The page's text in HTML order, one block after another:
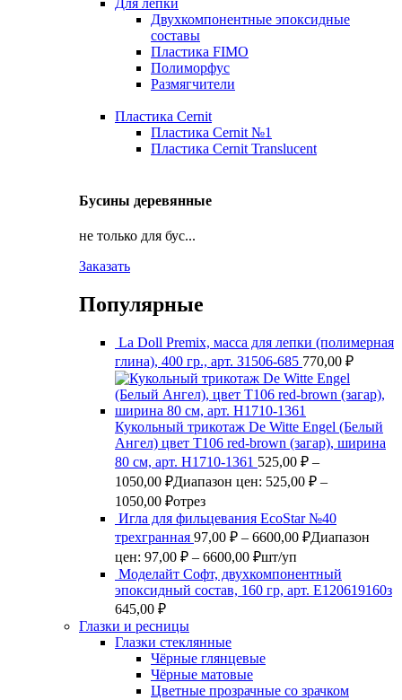
Для лепки
Двухкомпонентные эпоксидные
составы
Пластика FIMO
Полиморфус
Размягчители
Пластика Cernit
Пластика Cernit №1
Пластика Cernit Translucent
Бусины деревянные
не только для бус...
Заказать
Популярные
La Doll Premix, масса для лепки (полимерная
глина), 400 гр., арт. З1506-685 770,00 ₽
Кукольный трикотаж De Witte Engel (Белый
Ангел) цвет Т106 red-brown (загар), ширина
80 см, арт. Н1710-1361 525,00 ₽ –
1050,00 ₽Диапазон цен: 525,00 ₽ –
1050,00 ₽отрез
Игла для фильцевания EcoStar №40
трехгранная 97,00 ₽ – 6600,00 ₽Диапазон
цен: 97,00 ₽ – 6600,00 ₽шт/уп
Моделайт Софт, двухкомпонентный
эпоксидный состав, 160 гр, арт. Е120619160з
645,00 ₽
Глазки и ресницы
Глазки стеклянные
Чёрные глянцевые
Чёрные матовые
Цветные прозрачные со зрачком